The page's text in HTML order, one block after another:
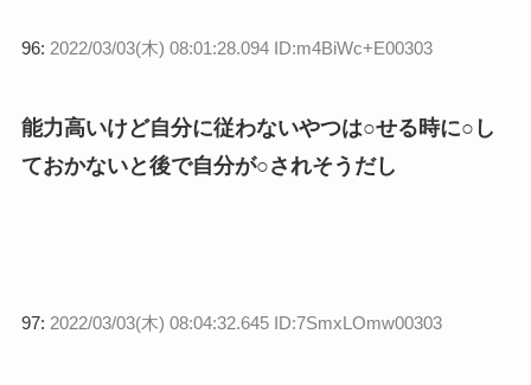
96: 2022/03/03(木) 08:01:28.094 ID:m4BiWc+E00303
能力高いけど自分に従わないやつは○せる時に○し
ておかないと後で自分が○されそうだし
97: 2022/03/03(木) 08:04:32.645 ID:7SmxLOmw00303